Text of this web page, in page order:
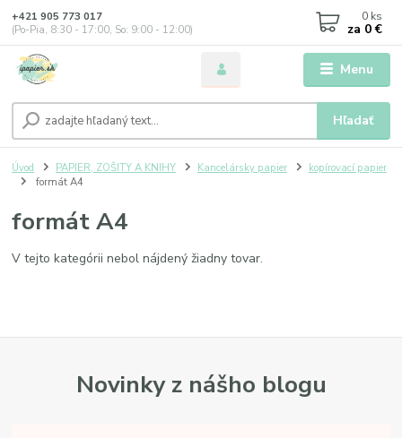
Menu
Hľadať
+421 905 773 017
(Po-Pia, 8:30 - 17:00, So: 9:00 - 12:00)
0 ks
za 0 €
Úvod PAPIER, ZOŠITY A KNIHY Kancelársky papier
kopírovací papier
formát A4
formát A4
V tejto kategórii nebol nájdený žiadny tovar.
Novinky z nášho blogu